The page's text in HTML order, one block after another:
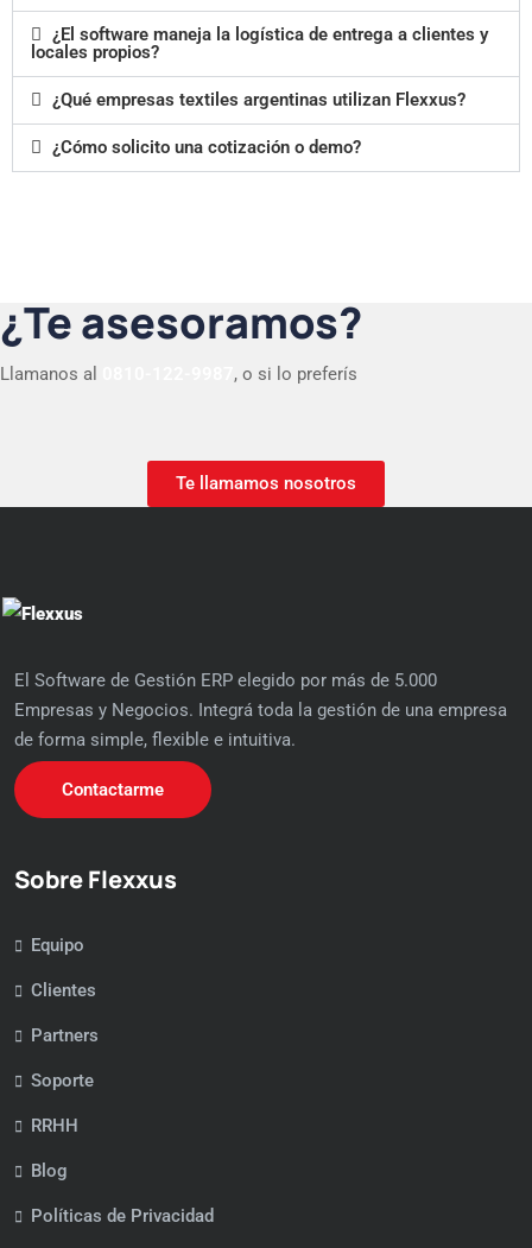
¿El software maneja la logística de entrega a clientes y
locales propios?
¿Qué empresas textiles argentinas utilizan Flexxus?
¿Cómo solicito una cotización o demo?
¿Te asesoramos?
Llamanos al , o si lo preferís
Te llamamos nosotros
El Software de Gestión ERP elegido por más de 5.000
Empresas y Negocios. Integrá toda la gestión de una empresa
de forma simple, flexible e intuitiva.
Contactarme
Sobre Flexxus
Equipo
Clientes
Partners
Soporte
RRHH
Blog
Políticas de Privacidad